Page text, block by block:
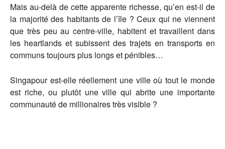
Mais au-delà de cette apparente richesse, qu’en est-il de
la majorité des habitants de l’île ? Ceux qui ne viennent
que très peu au centre-ville, habitent et travaillent dans
les heartlands et subissent des trajets en transports en
communs toujours plus longs et pénibles…
Singapour est-elle réellement une ville où tout le monde
est riche, ou plutôt une ville qui abrite une importante
communauté de millionaires très visible ?